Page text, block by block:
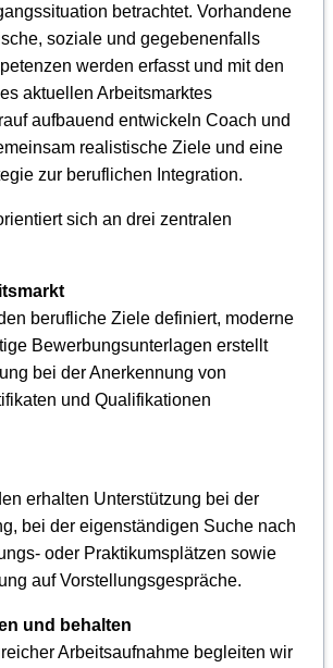
betrachtet. Vorhandene
soziale und gegebenenfalls
werden erfasst und mit den
aktuellen Arbeitsmarktes
aufbauend entwickeln Coach und
realistische Ziele und eine
zur beruflichen Integration.
sich an drei zentralen
berufliche Ziele definiert, moderne
Bewerbungsunterlagen erstellt
bei der Anerkennung von
und Qualifikationen
erhalten Unterstützung bei der
bei der eigenständigen Suche nach
oder Praktikumsplätzen sowie
auf Vorstellungsgespräche.
und behalten
Arbeitsaufnahme begleiten wir